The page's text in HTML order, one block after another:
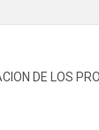
DE LOS